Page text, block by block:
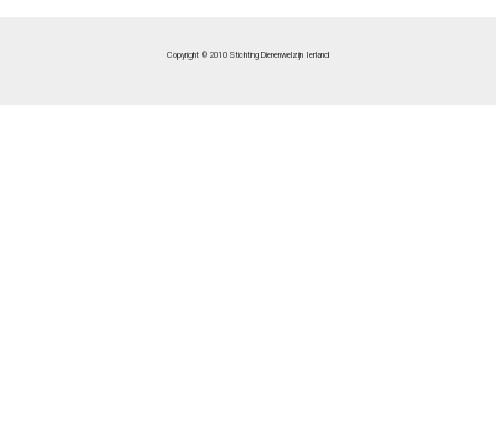
Copyright © 2010 Stichting Dierenwelzijn Ierland